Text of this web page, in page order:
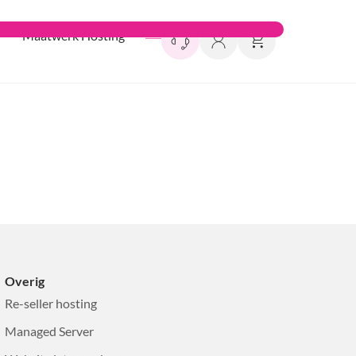
Maatwerk Hosting
Overig
Re-seller hosting
Managed Server